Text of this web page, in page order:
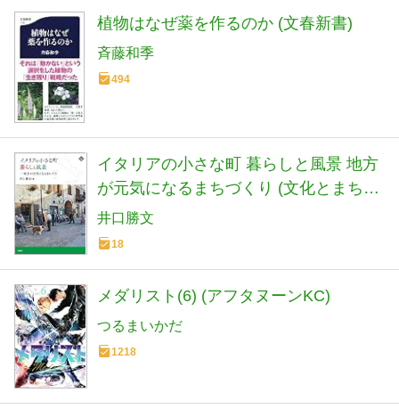
植物はなぜ薬を作るのか (文春新書)
斉藤和季
494
イタリアの小さな町 暮らしと風景 地方
が元気になるまちづくり (文化とまちづ
くり叢書)
井口勝文
18
メダリスト(6) (アフタヌーンKC)
つるまいかだ
1218